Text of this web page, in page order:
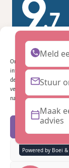
Om de beste
informatie over je
deze technologieën
verwerken. Als je geen
nadelige invloed
Cookies
Powered by Boei
Meld
Stuur
Maak
advies